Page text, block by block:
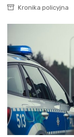
Kronika policyjna